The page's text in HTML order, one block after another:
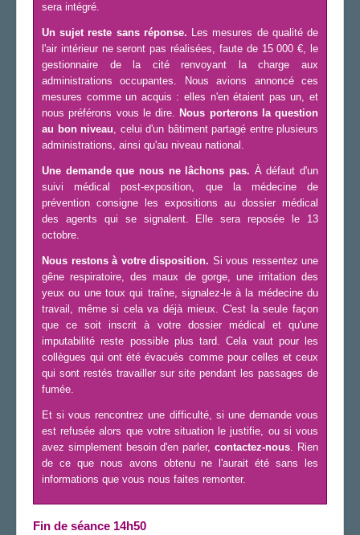
sera intégré.
Un sujet reste sans réponse. Les mesures de qualité de
l'air intérieur ne seront pas réalisées, faute de 15 000 €, le
gestionnaire de la cité renvoyant la charge aux
administrations occupantes. Nous avions annoncé ces
mesures comme un acquis : elles n'en étaient pas un, et
nous préférons vous le dire. Nous porterons la question
au bon niveau, celui d'un bâtiment partagé entre plusieurs
administrations, ainsi qu'au niveau national.
Une demande que nous ne lâchons pas. À défaut d'un
suivi médical post-exposition, que la médecine de
prévention consigne les expositions au dossier médical
des agents qui se signalent. Elle sera reposée le 13
octobre.
Nous restons à votre disposition. Si vous ressentez une
gêne respiratoire, des maux de gorge, une irritation des
yeux ou une toux qui traîne, signalez-le à la médecine du
travail, même si cela va déjà mieux. C'est la seule façon
que ce soit inscrit à votre dossier médical et qu'une
imputabilité reste possible plus tard. Cela vaut pour les
collègues qui ont été évacués comme pour celles et ceux
qui sont restés travailler sur site pendant les passages de
fumée.
Et si vous rencontrez une difficulté, si une demande vous
est refusée alors que votre situation le justifie, ou si vous
avez simplement besoin d'en parler,contactez-nous. Rien
de ce que nous avons obtenu ne l'aurait été sans les
informations que vous nous faites remonter.
Fin de séance 14h50